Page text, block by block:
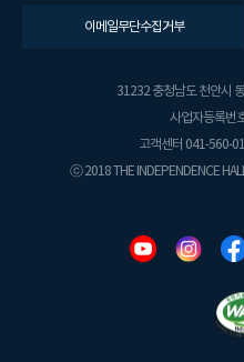
이메일무단수집거부
31232 충청남도 천안시
사업자등록번
고객센터 041-560-
ⓒ 2018 THE INDEPENDENCE